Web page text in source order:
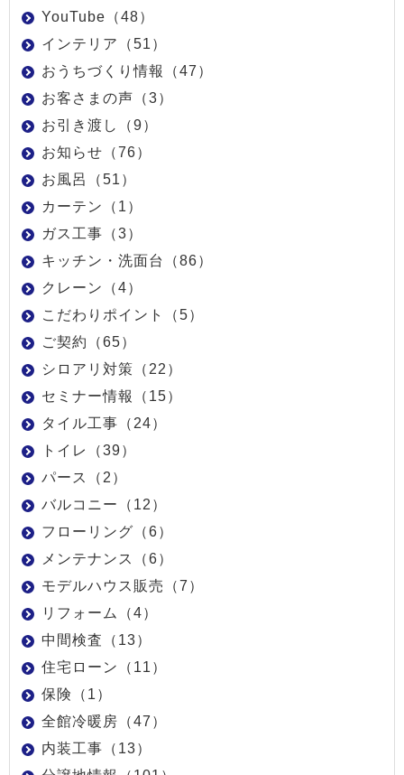
YouTube（48）
インテリア（51）
おうちづくり情報（47）
お客さまの声（3）
お引き渡し（9）
お知らせ（76）
お風呂（51）
カーテン（1）
ガス工事（3）
キッチン・洗面台（86）
クレーン（4）
こだわりポイント（5）
ご契約（65）
シロアリ対策（22）
セミナー情報（15）
タイル工事（24）
トイレ（39）
パース（2）
バルコニー（12）
フローリング（6）
メンテナンス（6）
モデルハウス販売（7）
リフォーム（4）
中間検査（13）
住宅ローン（11）
保険（1）
全館冷暖房（47）
内装工事（13）